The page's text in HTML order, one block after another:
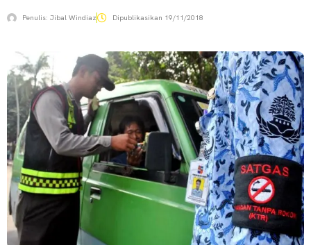
Penulis: Jibal Windiaz Dipublikasikan 19/11/2018